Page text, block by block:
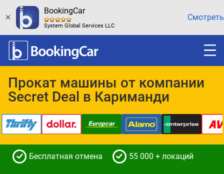
BookingCar
System Global Services LLC
Смотреть
Прокат машины от компании
Secret Deal в Кариманди
Бесплатная отмена 55 000 + локаций